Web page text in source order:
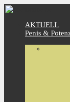
AKTUELL
Penis &